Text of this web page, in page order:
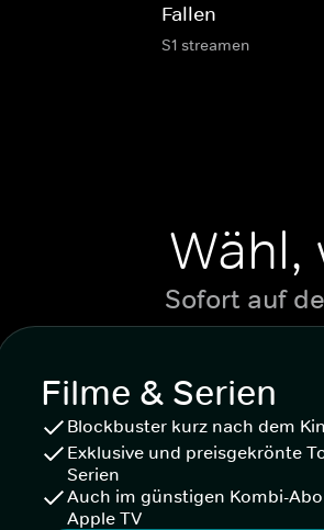
Fallen
S1 streamen
Wähl,
Sofort auf
Filme & Serien
Blockbuster kurz nach dem
Exklusive und preisgekrönte
Serien
Auch im günstigen Kombi-
Apple TV